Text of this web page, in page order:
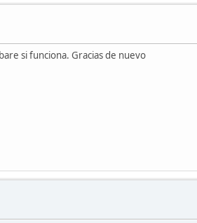
si funciona. Gracias de nuevo